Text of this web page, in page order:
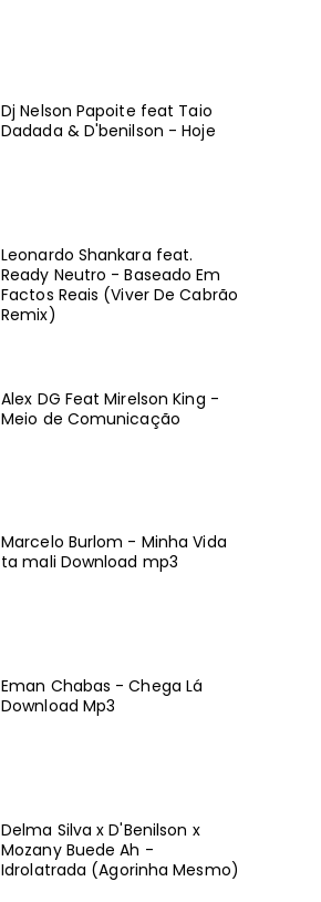
Dj Nelson Papoite feat Taio
Dadada & D'benilson - Hoje
Leonardo Shankara feat.
Ready Neutro - Baseado Em
Factos Reais (Viver De Cabrão
Remix)
Alex DG Feat Mirelson King -
Meio de Comunicação
Marcelo Burlom - Minha Vida
ta mali Download mp3
Eman Chabas - Chega Lá
Download Mp3
Delma Silva x D'Benilson x
Mozany Buede Ah -
Idrolatrada (Agorinha Mesmo)